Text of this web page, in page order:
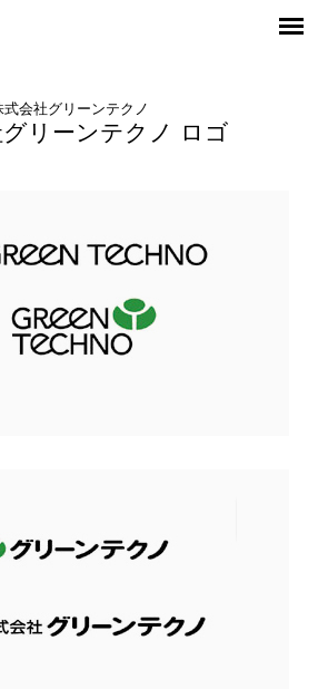
式会社グリーンテクノ
リーンテクノ ロゴ